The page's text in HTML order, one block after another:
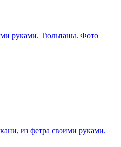
руками. Тюльпаны. Фото
из фетра своими руками.